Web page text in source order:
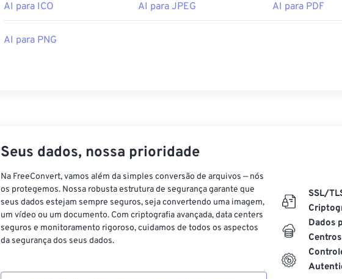
AI para ICO AI para JPEG AI para PDF
AI para PNG
Seus dados, nossa prioridade
Na FreeConvert, vamos além da simples conversão de arquivos — nós
os protegemos. Nossa robusta estrutura de segurança garante que
seus dados estejam sempre seguros, seja convertendo uma imagem,
um vídeo ou um documento. Com criptografia avançada, data centers
seguros e monitoramento rigoroso, cuidamos de todos os aspectos
da segurança dos seus dados.
SSL/
Dados
Centros